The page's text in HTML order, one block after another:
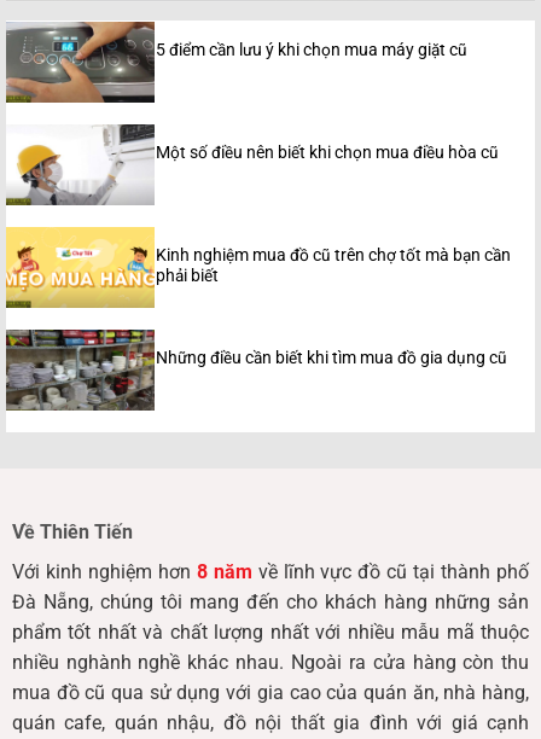
5 điểm cần lưu ý khi chọn mua máy giặt cũ
Một số điều nên biết khi chọn mua điều hòa cũ
Kinh nghiệm mua đồ cũ trên chợ tốt mà bạn cần
phải biết
Những điều cần biết khi tìm mua đồ gia dụng cũ
Về Thiên Tiến
Với kinh nghiệm hơn 8 năm về lĩnh vực đồ cũ tại thành phố
Đà Nẵng, chúng tôi mang đến cho khách hàng những sản
phẩm tốt nhất và chất lượng nhất với nhiều mẫu mã thuộc
nhiều nghành nghề khác nhau. Ngoài ra cửa hàng còn thu
mua đồ cũ qua sử dụng với gia cao của quán ăn, nhà hàng,
quán cafe, quán nhậu, đồ nội thất gia đình với giá cạnh